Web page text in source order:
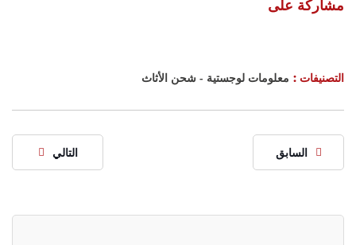
مشاركة على
التصنيفات : معلومات لوجستية - شحن الأثاث
السابق التالي